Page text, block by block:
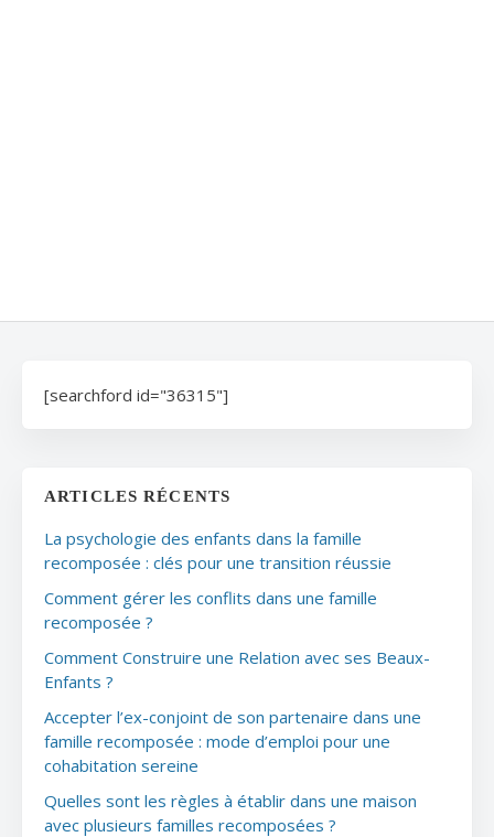
[searchford id="36315"]
ARTICLES RÉCENTS
La psychologie des enfants dans la famille
recomposée : clés pour une transition réussie
Comment gérer les conflits dans une famille
recomposée ?
Comment Construire une Relation avec ses Beaux-
Enfants ?
Accepter l’ex-conjoint de son partenaire dans une
famille recomposée : mode d’emploi pour une
cohabitation sereine
Quelles sont les règles à établir dans une maison
avec plusieurs familles recomposées ?